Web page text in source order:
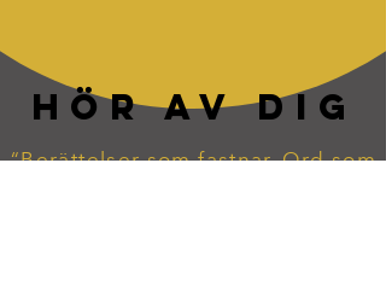
HÖR AV DIG
“Berättelser som fastnar. Ord som